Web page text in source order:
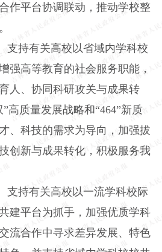
作平台协调联动，推动学校整
持有关高校以省域内学科校
强高等教育的社会服务职能，
人、协同科研攻关与成果转
高质量发展战略和“464”新质
、科技的需求为导向，加强拔
创新与成果转化，积极服务我
持有关高校以一流学科校际
建平台为抓手，加强优质学科
流合作中寻求差异发展、特色